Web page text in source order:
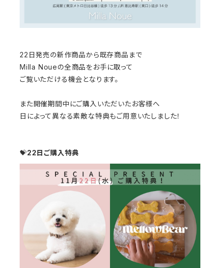
22日発売の新作商品から既存商品まで
Milla Noueの全商品をお手に取って
ご覧いただける機会となります。
また開催期間中にご購入いただいたお客様へ
日によって異なる素敵な特典もご用意いたしました！
💝22日ご購入特典